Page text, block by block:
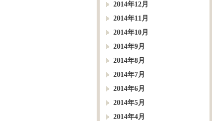
2014年12月
2014年11月
2014年10月
2014年9月
2014年8月
2014年7月
2014年6月
2014年5月
2014年4月